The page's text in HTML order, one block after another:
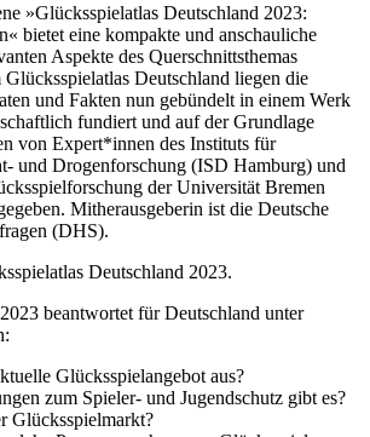
»Glücksspielatlas Deutschland 2023:
bietet eine kompakte und anschauliche
Aspekte des Querschnittsthemas
Deutschland liegen die
und Fakten nun gebündelt in einem Werk
fundiert und auf der Grundlage
von Expert*innen des Instituts für
und Drogenforschung (ISD Hamburg) und
der Universität Bremen
Mitherausgeberin ist die Deutsche
(DHS).
beantwortet für Deutschland unter
Glücksspielangebot aus?
zum Spieler- und Jugendschutz gibt es?
Glücksspielmarkt?